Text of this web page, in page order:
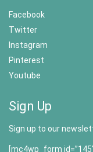
Facebook
Twitter
Instagram
Pinterest
Youtube
Sign Up
Sign up to our
[mc4wp_form